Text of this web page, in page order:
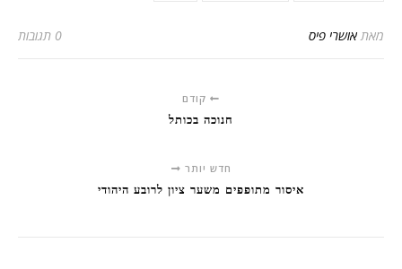
מאתאושרי פיס 0 תגובות
קודם
חנוכה בכותל
חדש יותר
איסור מתופפים משער ציון לרובע היהודי